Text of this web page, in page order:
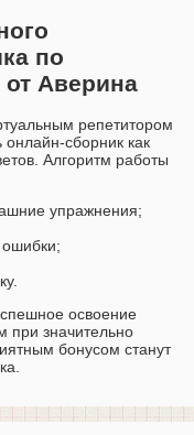
по
Аверина
репетитором
сборник как
Алгоритм работы
упражнения;
освоение
при значительно
бонусом станут